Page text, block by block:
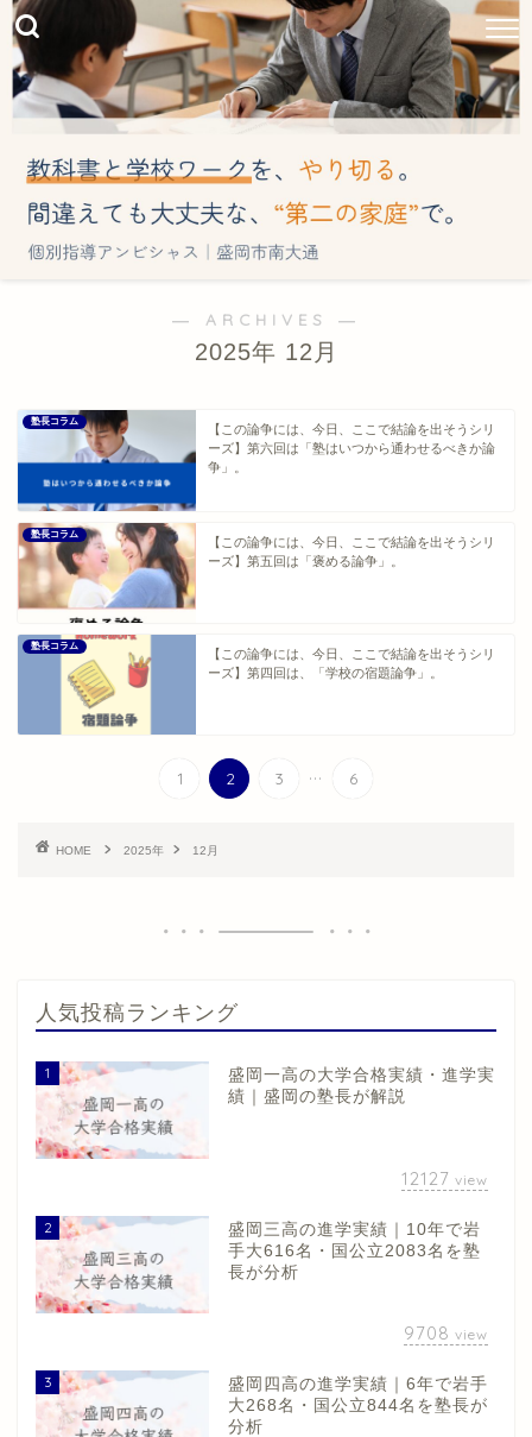
― ARCHIVES ―
2025年 12月
塾長コラム
【この論争には、今日、ここで結論を出そうシリ
ーズ】第六回は「塾はいつから通わせるべきか論
争」。
塾長コラム
【この論争には、今日、ここで結論を出そうシリ
ーズ】第五回は「褒める論争」。
塾長コラム
【この論争には、今日、ここで結論を出そうシリ
ーズ】第四回は、「学校の宿題論争」。
1 2 3 ... 6
HOME 2025年 12月
人気投稿ランキング
1
盛岡一高の大学合格実績・進学実
績｜盛岡の塾長が解説
12127 view
2
盛岡三高の進学実績｜10年で岩
手大616名・国公立2083名を塾
長が分析
9708 view
3
盛岡四高の進学実績｜6年で岩手
大268名・国公立844名を塾長が
分析